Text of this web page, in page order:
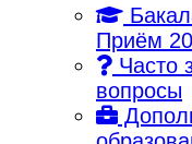
Приём
Часто
вопросы